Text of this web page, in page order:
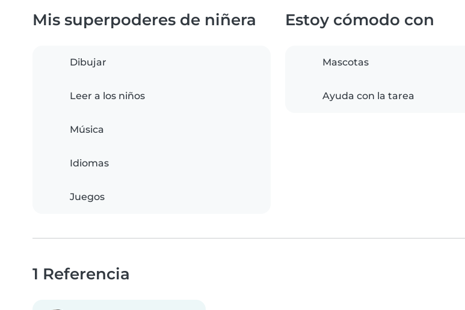
Mis superpoderes de niñera
Dibujar
Leer a los niños
Música
Idiomas
Juegos
Estoy cómodo con
Mascotas
Ayuda con la tarea
1 Referencia